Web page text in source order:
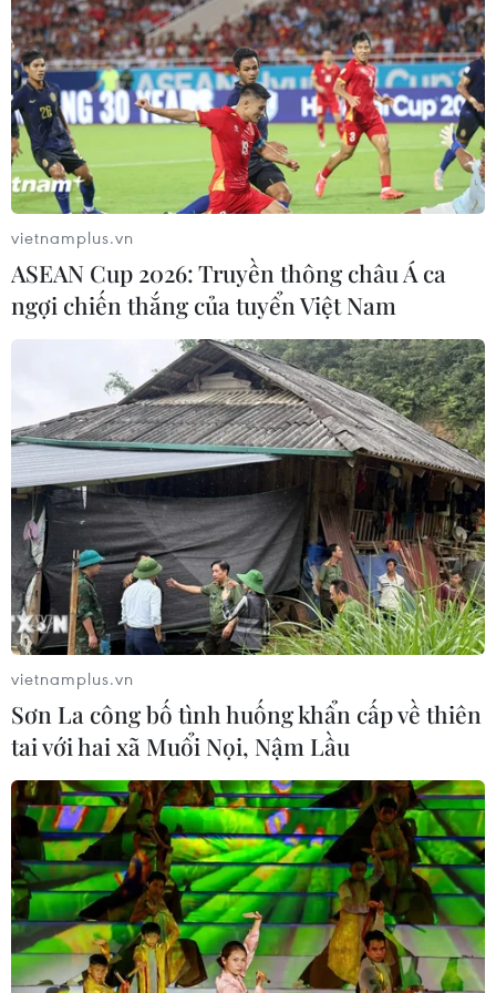
và phát triển bền vững mà không có Nga?
Hợp tác kinh tế Nga-Trung Quốc: Cơ hội
và trở ngại trong điều kiện mới
04/07/2022 11:10
Các biện pháp trừng phạt quy mô lớn chống Nga của
phương Tây chắc chắn khiến Moskva đặt ra nhu cầu
làm sâu sắc và mở rộng quan hệ kinh tế với Trung
Quốc.
vietnamplus.vn
ASEAN Cup 2026: Truyền thông châu Á ca
ngợi chiến thắng của tuyển Việt Nam
vietnamplus.vn
Sơn La công bố tình huống khẩn cấp về thiên
tai với hai xã Muổi Nọi, Nậm Lầu